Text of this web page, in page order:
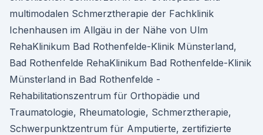
multimodalen Schmerztherapie der Fachklinik
Ichenhausen im Allgäu in der Nähe von Ulm
RehaKlinikum Bad Rothenfelde-Klinik Münsterland,
Bad Rothenfelde RehaKlinikum Bad Rothenfelde-Klinik
Münsterland in Bad Rothenfelde -
Rehabilitationszentrum für Orthopädie und
Traumatologie, Rheumatologie, Schmerztherapie,
Schwerpunktzentrum für Amputierte, zertifizierte